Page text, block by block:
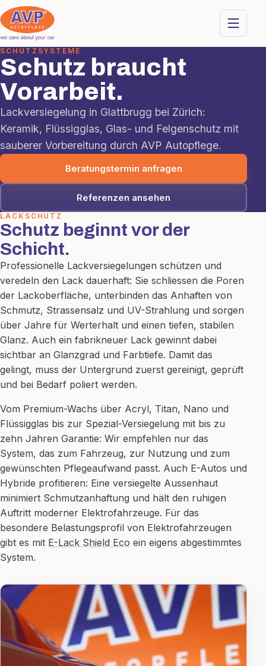
SCHUTZSYSTEME
Schutz braucht
Vorarbeit.
Lackversiegelung in Glattbrugg bei Zürich:
Keramik, Flüssigglas, Glas- und Felgenschutz mit
sauberer Vorbereitung durch AVP Autopflege.
Beratungstermin anfragen
Referenzen ansehen
LACKSCHUTZ
Schutz beginnt vor der
Schicht.
Professionelle Lackversiegelungen schützen und
veredeln den Lack dauerhaft: Sie schliessen die Poren
der Lackoberfläche, unterbinden das Anhaften von
Schmutz, Strassensalz und UV-Strahlung und sorgen
über Jahre für Werterhalt und einen tiefen, stabilen
Glanz. Auch ein fabrikneuer Lack gewinnt dabei
sichtbar an Glanzgrad und Farbtiefe. Damit das
gelingt, muss der Untergrund zuerst gereinigt, geprüft
und bei Bedarf poliert werden.
Vom Premium-Wachs über Acryl, Titan, Nano und
Flüssigglas bis zur Spezial-Versiegelung mit bis zu
zehn Jahren Garantie: Wir empfehlen nur das
System, das zum Fahrzeug, zur Nutzung und zum
gewünschten Pflegeaufwand passt. Auch E-Autos und
Hybride profitieren: Eine versiegelte Aussenhaut
minimiert Schmutzanhaftung und hält den ruhigen
Auftritt moderner Elektrofahrzeuge. Für das
besondere Belastungsprofil von Elektrofahrzeugen
gibt es mit E-Lack Shield Eco ein eigens abgestimmtes
System.